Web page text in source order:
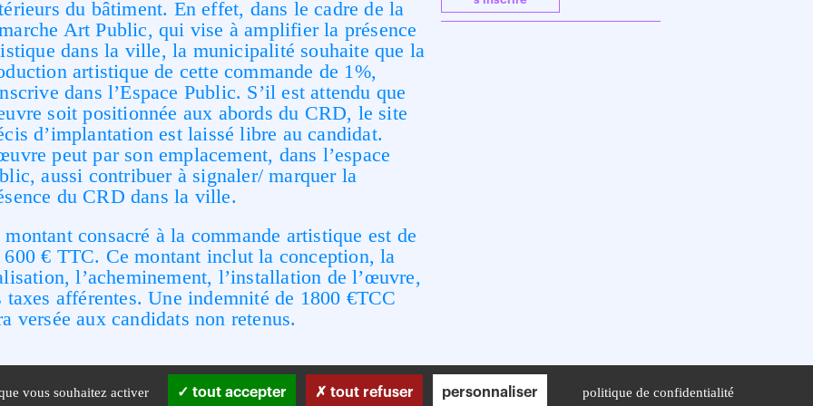
du bâtiment. En effet, dans le cadre de la
Art Public, qui vise à amplifier la présence
dans la ville, la municipalité souhaite que la
artistique de cette commande de 1%,
dans l’Espace Public. S’il est attendu que
soit positionnée aux abords du CRD, le site
d’implantation est laissé libre au candidat.
peut par son emplacement, dans l’espace
aussi contribuer à signaler/ marquer la
du CRD dans la ville.
montant consacré à la commande artistique est de
600 € TTC. Ce montant inclut la conception, la
l’acheminement, l’installation de l’œuvre,
taxes afférentes. Une indemnité de 1800 €TCC
versée aux candidats non retenus.
Mentions légales
vous souhaitez activer tout accepter tout refuser personnaliser politique de confidentialité